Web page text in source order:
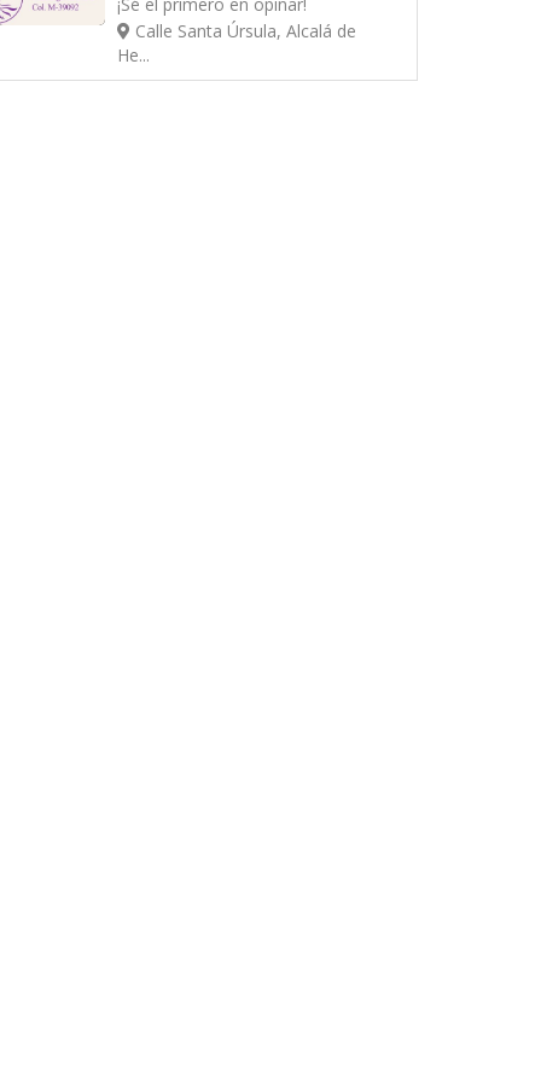
¡Sé el primero en opinar!
Calle Santa Úrsula, Alcalá de
He...